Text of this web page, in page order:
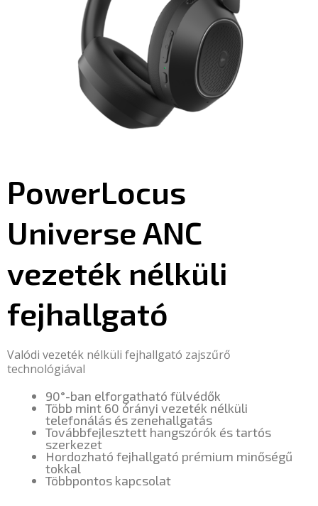
PowerLocus
Universe ANC
vezeték nélküli
fejhallgató
Valódi vezeték nélküli fejhallgató zajszűrő
technológiával
90°-ban elforgatható fülvédők
Több mint 60 órányi vezeték nélküli
telefonálás és zenehallgatás
Továbbfejlesztett hangszórók és tartós
szerkezet
Hordozható fejhallgató prémium minőségű
tokkal
Többpontos kapcsolat